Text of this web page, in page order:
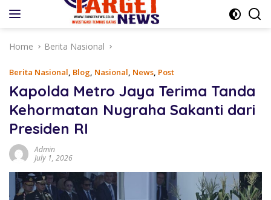
Home
Berita Nasional
Berita Nasional, Blog, Nasional, News, Post
Kapolda Metro Jaya Terima Tanda
Kehormatan Nugraha Sakanti dari
Presiden RI
Admin
July 1, 2026